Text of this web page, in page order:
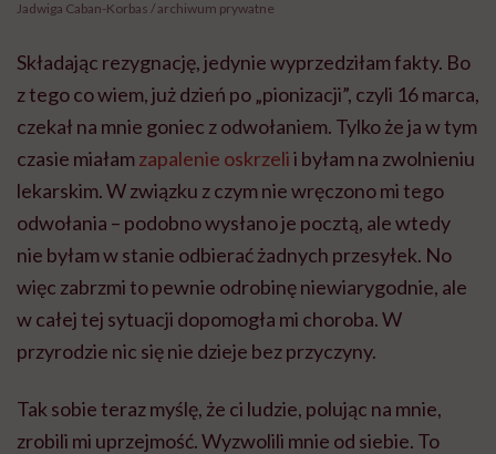
Jadwiga Caban-Korbas / archiwum prywatne
Składając rezygnację, jedynie wyprzedziłam fakty. Bo
z tego co wiem, już dzień po „pionizacji”, czyli 16 marca,
czekał na mnie goniec z odwołaniem. Tylko że ja w tym
czasie miałamzapalenie oskrzelii byłam na zwolnieniu
lekarskim. W związku z czym nie wręczono mi tego
odwołania – podobno wysłano je pocztą, ale wtedy
nie byłam w stanie odbierać żadnych przesyłek. No
więc zabrzmi to pewnie odrobinę niewiarygodnie, ale
w całej tej sytuacji dopomogła mi choroba. W
przyrodzie nic się nie dzieje bez przyczyny.
Tak sobie teraz myślę, że ci ludzie, polując na mnie,
zrobili mi uprzejmość. Wyzwolili mnie od siebie. To